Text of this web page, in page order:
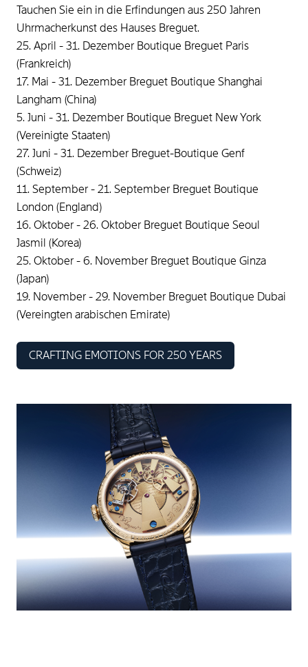
Tauchen Sie ein in die Erfindungen aus 250 Jahren
Uhrmacherkunst des Hauses Breguet.
25. April - 31. Dezember Boutique Breguet Paris
(Frankreich)
17. Mai - 31. Dezember Breguet Boutique Shanghai
Langham (China)
5. Juni - 31. Dezember Boutique Breguet New York
(Vereinigte Staaten)
27. Juni - 31. Dezember Breguet-Boutique Genf
(Schweiz)
11. September - 21. September Breguet Boutique
London (England)
16. Oktober - 26. Oktober Breguet Boutique Seoul
Jasmil (Korea)
25. Oktober - 6. November Breguet Boutique Ginza
(Japan)
19. November - 29. November Breguet Boutique Dubai
(Vereingten arabischen Emirate)
CRAFTING EMOTIONS FOR 250 YEARS